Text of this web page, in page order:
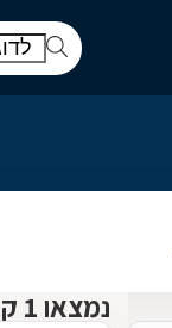
נמצאו 1 קניון הזהב - ראשון לציון